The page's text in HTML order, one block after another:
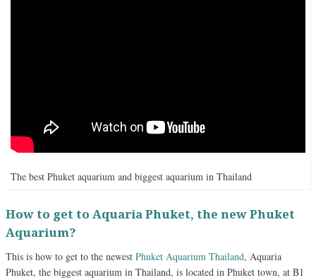
The best Phuket aquarium and biggest aquarium in Thailand
How to get to Aquaria Phuket, the new Phuket
Aquarium?
This is how to get to the newest Phuket Aquarium Thailand, Aquaria
Phuket, the biggest aquarium in Thailand, is located in Phuket town, at B1